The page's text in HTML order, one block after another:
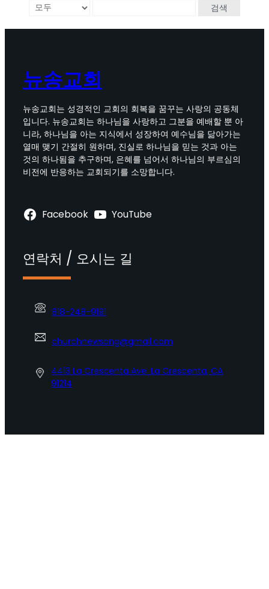
검색
뉴송교회
뉴송교회는 성경적인 교회의 회복을 꿈꾸는 사랑의 공동체
입니다. 뉴송교회는 하나님을 사랑하고 그분을 예배할 뿐 아
니라, 하나님을 아는 지식에서 성장하여 예수님을 닮아가는
열매 맺기 간절히 원하며, 진실로 하나님을 믿는 것과 아는
것의 하나됨을 추구하며, 은혜를 넘어서 하나님의 부르심의
비전에 반응하는 교회되기를 소망합니다.
Facebook YouTube
연락처 / 오시는 길
818-248-9191
churchnewsong@gmail.com
4413 La Crescenta Ave. La Crescenta, CA
91214